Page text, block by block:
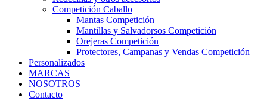
Competición Caballo
Mantas Competición
Mantillas y Salvadorsos Competición
Orejeras Competición
Protectores, Campanas y Vendas Competición
Personalizados
MARCAS
NOSOTROS
Contacto